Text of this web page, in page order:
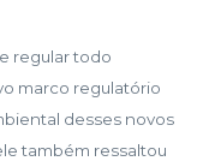
regular todo
marco regulatório
desses novos
também ressaltou